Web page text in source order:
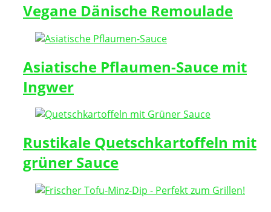
Vegane Dänische Remoulade
Asiatische Pflaumen-Sauce mit
Ingwer
Rustikale Quetschkartoffeln mit
grüner Sauce